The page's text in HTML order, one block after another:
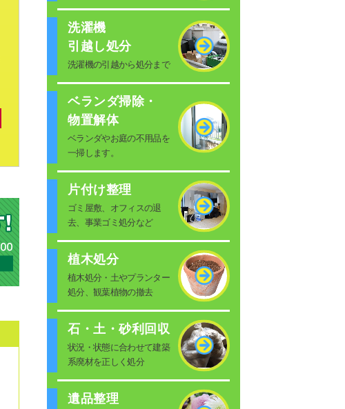
洗濯機
引越し処分
洗濯機の引越から処分まで
ベランダ掃除・
物置解体
ベランダやお庭の不用品を
一掃します。
片付け整理
ゴミ屋敷、オフィスの退
去、事業ゴミ処分など
植木処分
植木処分・土やプランター
処分、観葉植物の撤去
石・土・砂利回収
状況・状態に合わせて建築
系廃材を正しく処分
遺品整理